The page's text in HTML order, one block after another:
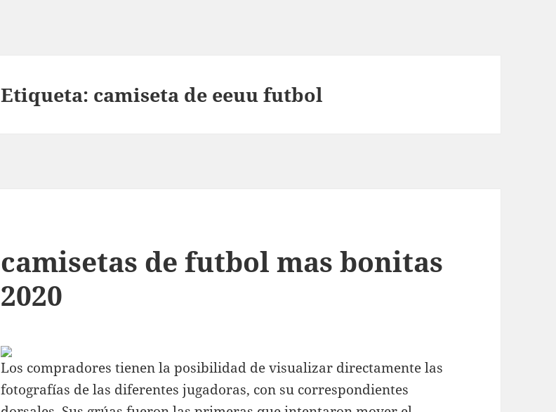
Etiqueta: camiseta de eeuu futbol
camisetas de futbol mas bonitas
2020
Los compradores tienen la posibilidad de visualizar directamente las
fotografías de las diferentes jugadoras, con su correspondientes